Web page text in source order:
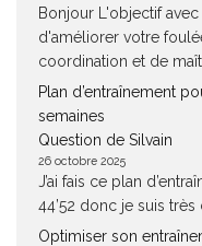
Bonjour L'objectif
d'améliorer votre
coordination et de
Plan d’entraînement
semaines
Question de Silvain
26 octobre 2025
J’ai fais ce plan
44’52 donc je suis très
Optimiser son